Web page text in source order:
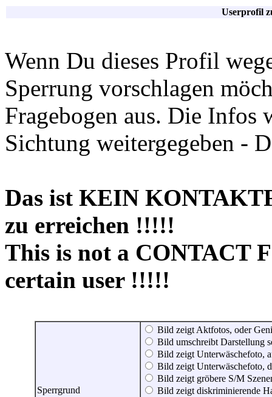
Userprofil
Wenn Du dieses Profil
Sperrung vorschlagen
Fragebogen aus. Die Infos
Sichtung weitergegeben -
Das ist KEIN
zu erreichen !!!!!
This is not a CONTACT
certain user !!!!!
Sperrgrund
Bild zeigt Aktfotos, oder
Bild umschreibt Darstellung
Bild zeigt Unterwäschefoto,
Bild zeigt Unterwäschefoto,
Bild zeigt gröbere S/M
Bild zeigt diskriminierende